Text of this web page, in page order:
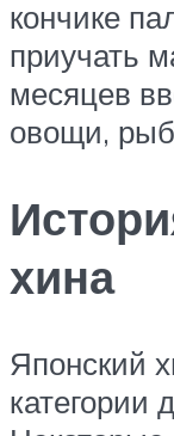
кончике
приучать
месяцев
овощи,
хина
Японский
категории